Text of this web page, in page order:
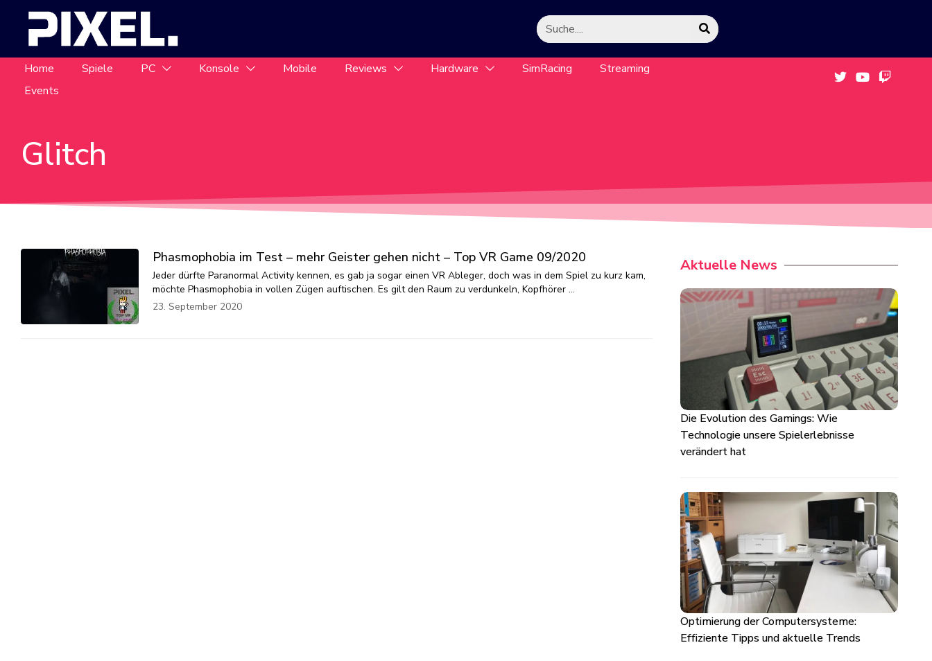
Home Spiele PC Konsole Mobile Reviews Hardware SimRacing
Streaming
Events
Glitch
Phasmophobia im Test – mehr Geister gehen nicht – Top VR Game 09/2020
Jeder dürfte Paranormal Activity kennen, es gab ja sogar einen VR Ableger, doch was in dem Spiel zu kurz kam,
möchte Phasmophobia in vollen Zügen auftischen. Es gilt den Raum zu verdunkeln, Kopfhörer …
23. September 2020
Aktuelle News
Die Evolution des Gamings: Wie
Technologie unsere Spielerlebnisse
verändert hat
Optimierung der Computersysteme:
Effiziente Tipps und aktuelle Trends